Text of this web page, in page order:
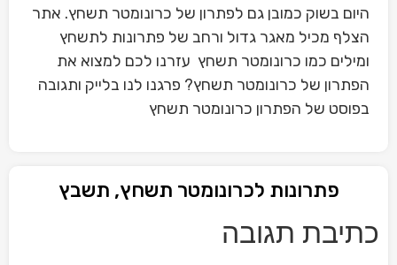
היום בשוק כמובן גם לפתרון של כרונומטר תשחץ. אתר
הצלף מכיל מאגר גדול ורחב של פתרונות לתשחץ
ומילים כמו כרונומטר תשחץ עזרנו לכם למצוא את
הפתרון של כרונומטר תשחץ? פרגנו לנו בלייק ותגובה
בפוסט של הפתרון כרונומטר תשחץ
פתרונות לכרונומטר תשחץ, תשבץ
כתיבת תגובה